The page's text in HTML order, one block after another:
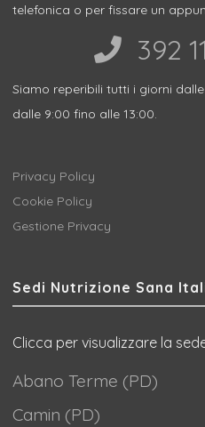
telefonica o per fissare un
392
Siamo reperibili tutti i giorni
dalle 9:00 fino alle 13:00.
Privacy Policy
Cookie Policy
Gestione Privacy
Sedi Nutrizione Sana
Clicca per visualizzare la
Abano Terme (PD)
Camin (PD)